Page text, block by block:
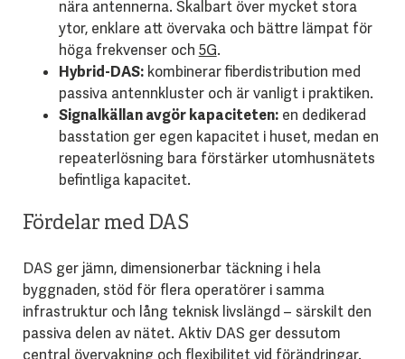
nära antennerna. Skalbart över mycket stora
ytor, enklare att övervaka och bättre lämpat för
höga frekvenser och 5G.
Hybrid-DAS:kombinerar fiberdistribution med
passiva antennkluster och är vanligt i praktiken.
Signalkällan avgör kapaciteten:en dedikerad
basstation ger egen kapacitet i huset, medan en
repeaterlösning bara förstärker utomhusnätets
befintliga kapacitet.
Fördelar med DAS
DAS ger jämn, dimensionerbar täckning i hela
byggnaden, stöd för flera operatörer i samma
infrastruktur och lång teknisk livslängd – särskilt den
passiva delen av nätet. Aktiv DAS ger dessutom
central övervakning och flexibilitet vid förändringar.